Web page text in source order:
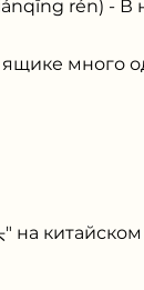
rén) -
ящике много
на